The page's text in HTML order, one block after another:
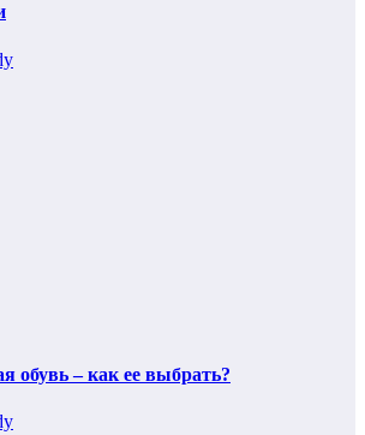
обувь – как ее выбрать?